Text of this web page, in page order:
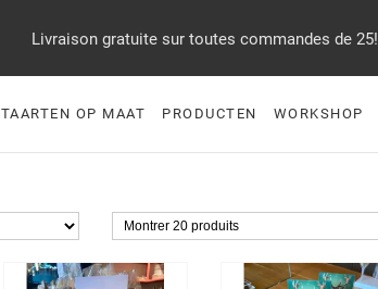
Livraison gratuite sur toutes commandes de 25!
TAARTEN OP MAAT PRODUCTEN WORKSHOP